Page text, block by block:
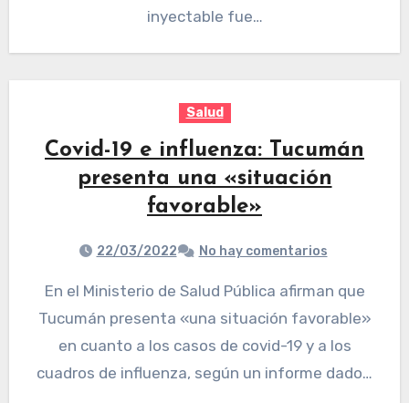
inyectable fue…
Salud
Covid-19 e influenza: Tucumán
presenta una «situación
favorable»
22/03/2022 No hay comentarios
En el Ministerio de Salud Pública afirman que
Tucumán presenta «una situación favorable»
en cuanto a los casos de covid-19 y a los
cuadros de influenza, según un informe dado…